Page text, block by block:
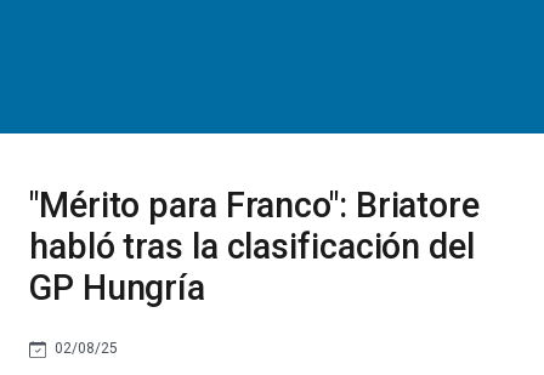
"Mérito para Franco": Briatore
habló tras la clasificación del
GP Hungría
02/08/25